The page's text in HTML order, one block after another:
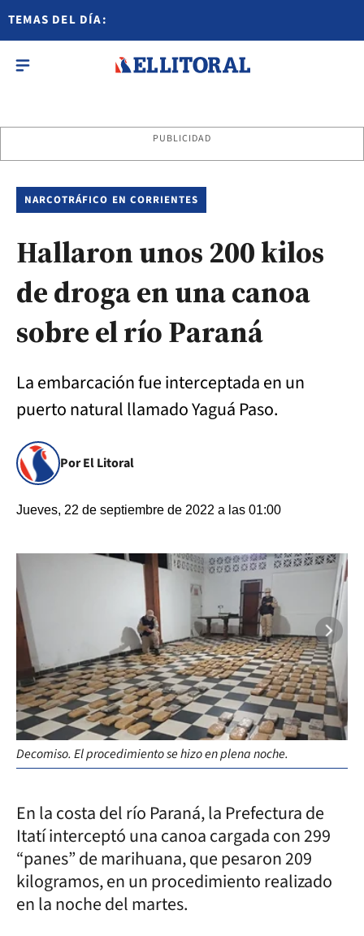
TEMAS DEL DÍA:
PUBLICIDAD
NARCOTRÁFICO EN CORRIENTES
Hallaron unos 200 kilos
de droga en una canoa
sobre el río Paraná
La embarcación fue interceptada en un
puerto natural llamado Yaguá Paso.
Por El Litoral
Jueves, 22 de septiembre de 2022 a las 01:00
Decomiso. El procedimiento se hizo en plena noche.
En la costa del río Paraná, la Prefectura de
Itatí interceptó una canoa cargada con 299
“panes” de marihuana, que pesaron 209
kilogramos, en un procedimiento realizado
en la noche del martes.